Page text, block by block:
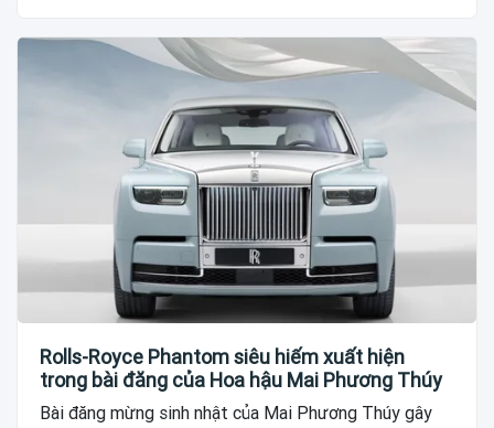
Rolls-Royce Phantom siêu hiếm xuất hiện
trong bài đăng của Hoa hậu Mai Phương Thúy
Bài đăng mừng sinh nhật của Mai Phương Thúy gây